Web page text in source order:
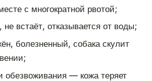
с многократной рвотой;
не встаёт, отказывается от воды;
болезненный, собака скулит
обезвоживания — кожа теряет